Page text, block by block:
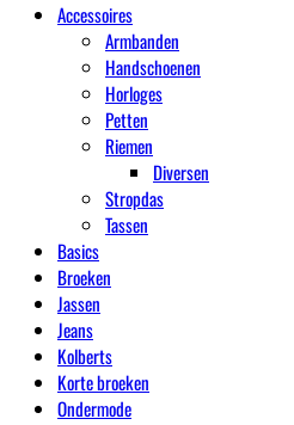
Accessoires
Armbanden
Handschoenen
Horloges
Petten
Riemen
Diversen
Stropdas
Tassen
Basics
Broeken
Jassen
Jeans
Kolberts
Korte broeken
Ondermode